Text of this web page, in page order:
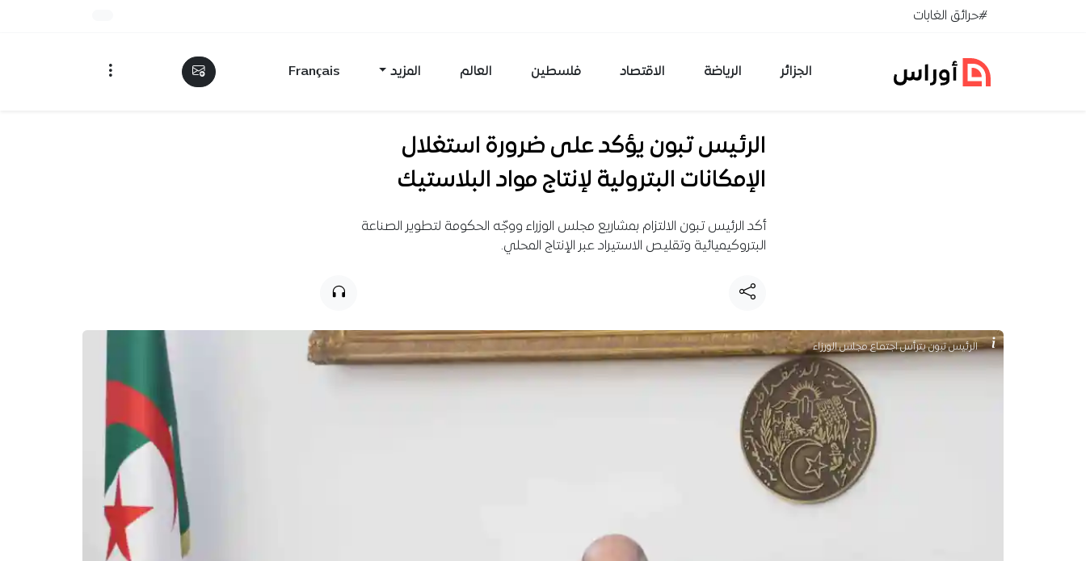
تخطي إلى المحتوى#حرائق الغابات
الجزائر الرياضة الاقتصاد فلسطين العالم المزيد Français
الرئيس تبون يؤكد على ضرورة استغلال
الإمكانات البترولية لإنتاج مواد البلاستيك
أكد الرئيس تبون الالتزام بمشاريع مجلس الوزراء ووجّه الحكومة لتطوير الصناعة
البتروكيميائية وتقليص الاستيراد عبر الإنتاج المحلي.
الرئيس تبون يترأس اجتماع مجلس الورزاء